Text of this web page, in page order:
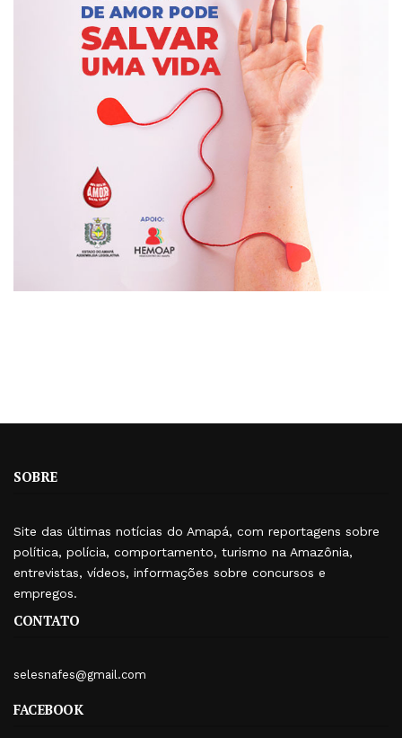
SOBRE
Site das últimas notícias do Amapá, com reportagens sobre
política, polícia, comportamento, turismo na Amazônia,
entrevistas, vídeos, informações sobre concursos e
empregos.
CONTATO
selesnafes@gmail.com
FACEBOOK